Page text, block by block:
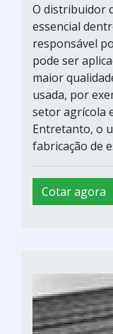
O distribuidor
essencial
responsável
pode ser
maior
usada, por
setor agrícola
Entretanto, o
fabricação de
Cotar agora